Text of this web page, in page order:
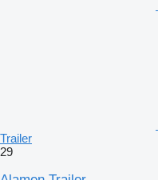
Trailer
29